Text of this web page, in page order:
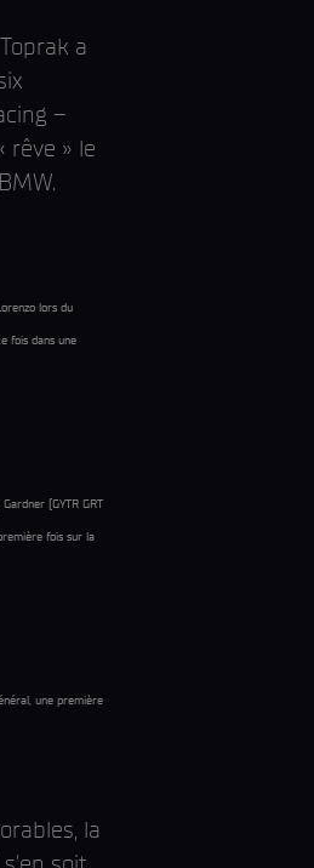
a
–
rêve » le
lors du
fois dans une
(GYTR GRT
fois sur la
une première
la